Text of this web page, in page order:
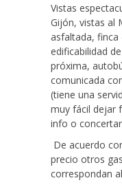
Vistas
Gijón, vistas al
asfaltada, finca
edificabilidad
próxima,
comunicada
(tiene una
muy fácil dejar
info o
De acuerdo
precio otros
correspondan